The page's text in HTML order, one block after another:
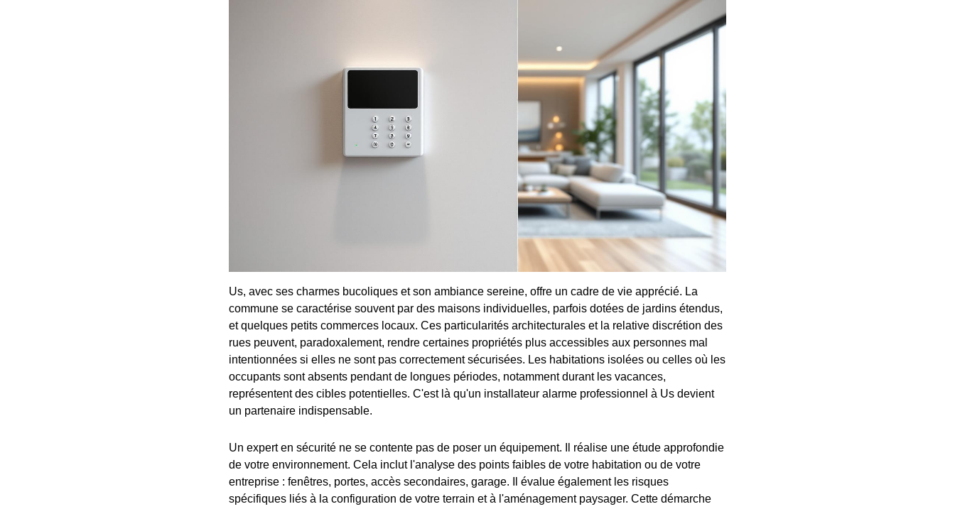
Us, avec ses charmes bucoliques et son ambiance sereine, offre un cadre de vie apprécié. La
commune se caractérise souvent par des maisons individuelles, parfois dotées de jardins étendus,
et quelques petits commerces locaux. Ces particularités architecturales et la relative discrétion des
rues peuvent, paradoxalement, rendre certaines propriétés plus accessibles aux personnes mal
intentionnées si elles ne sont pas correctement sécurisées. Les habitations isolées ou celles où les
occupants sont absents pendant de longues périodes, notamment durant les vacances,
représentent des cibles potentielles. C'est là qu'un installateur alarme professionnel à Us devient
un partenaire indispensable.
Un expert en sécurité ne se contente pas de poser un équipement. Il réalise une étude approfondie
de votre environnement. Cela inclut l'analyse des points faibles de votre habitation ou de votre
entreprise : fenêtres, portes, accès secondaires, garage. Il évalue également les risques
spécifiques liés à la configuration de votre terrain et à l'aménagement paysager. Cette démarche